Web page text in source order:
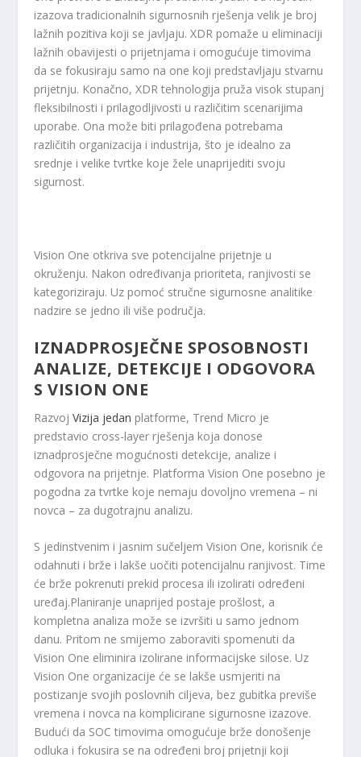
izazova tradicionalnih sigurnosnih rješenja velik je broj
lažnih pozitiva koji se javljaju. XDR pomaže u eliminaciji
lažnih obavijesti o prijetnjama i omogućuje timovima
da se fokusiraju samo na one koji predstavljaju stvarnu
prijetnju. Konačno, XDR tehnologija pruža visok stupanj
fleksibilnosti i prilagodljivosti u različitim scenarijima
uporabe. Ona može biti prilagođena potrebama
različitih organizacija i industrija, što je idealno za
srednje i velike tvrtke koje žele unaprijediti svoju
sigurnost.
Vision One otkriva sve potencijalne prijetnje u
okruženju. Nakon određivanja prioriteta, ranjivosti se
kategoriziraju. Uz pomoć stručne sigurnosne analitike
nadzire se jedno ili više područja.
IZNADPROSJEČNE SPOSOBNOSTI
ANALIZE, DETEKCIJE I ODGOVORA
S VISION ONE
RazvojVizija jedan platforme, Trend Micro je
predstavio cross-layer rješenja koja donose
iznadprosječne mogućnosti detekcije, analize i
odgovora na prijetnje. Platforma Vision One posebno je
pogodna za tvrtke koje nemaju dovoljno vremena – ni
novca – za dugotrajnu analizu.
S jedinstvenim i jasnim sučeljem Vision One, korisnik će
odahnuti i brže i lakše uočiti potencijalnu ranjivost. Time
će brže pokrenuti prekid procesa ili izolirati određeni
uređaj.Planiranje unaprijed postaje prošlost, a
kompletna analiza može se izvršiti u samo jednom
danu. Pritom ne smijemo zaboraviti spomenuti da
Vision One eliminira izolirane informacijske silose. Uz
Vision One organizacije će se lakše usmjeriti na
postizanje svojih poslovnih ciljeva, bez gubitka previše
vremena i novca na komplicirane sigurnosne izazove.
Budući da SOC timovima omogućuje brže donošenje
odluka i fokusira se na određeni broj prijetnji koji